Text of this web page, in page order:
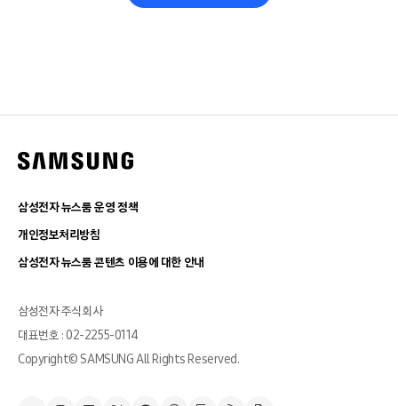
삼성전자 뉴스룸 운영 정책
개인정보처리방침
삼성전자 뉴스룸 콘텐츠 이용에 대한 안내
삼성전자 주식회사
대표번호 : 02-2255-0114
Copyright© SAMSUNG All Rights Reserved.